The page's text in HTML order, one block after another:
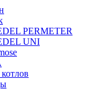
PERMETER
UNI